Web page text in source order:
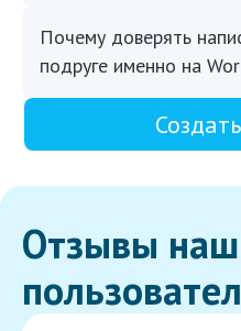
Почему доверять
подруге именно на
Отзывы